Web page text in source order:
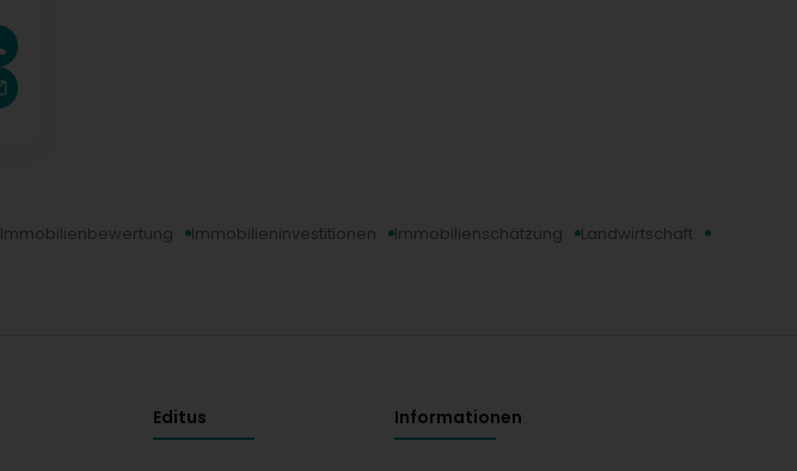
Immobilienbewertung Immobilieninvestitionen Immobilienschätzung Landwirtschaft
Editus Informationen